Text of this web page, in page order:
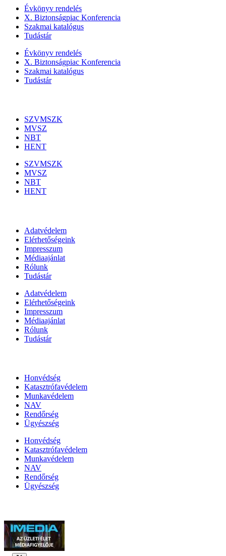
Évkönyv rendelés
X. Biztonságpiac Konferencia
Szakmai katalógus
Tudástár
Évkönyv rendelés
X. Biztonságpiac Konferencia
Szakmai katalógus
Tudástár
SZVMSZK
MVSZ
NBT
HENT
SZVMSZK
MVSZ
NBT
HENT
Adatvédelem
Elérhetőségeink
Impresszum
Médiaajánlat
Rólunk
Tudástár
Adatvédelem
Elérhetőségeink
Impresszum
Médiaajánlat
Rólunk
Tudástár
Honvédség
Katasztrófavédelem
Munkavédelem
NAV
Rendőrség
Ügyészség
Honvédség
Katasztrófavédelem
Munkavédelem
NAV
Rendőrség
Ügyészség